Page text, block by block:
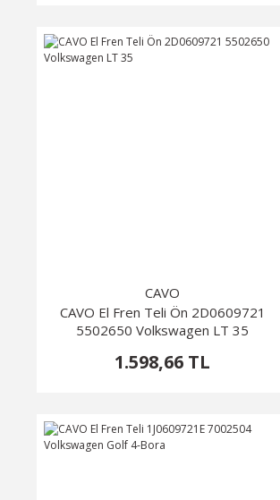
CAVO
CAVO El Fren Teli Ön 2D0609721
5502650 Volkswagen LT 35
1.598,66 TL